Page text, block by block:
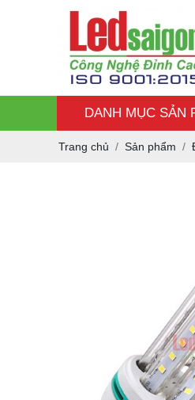
DANH MỤC SẢN
Trang chủ Sản phẩm